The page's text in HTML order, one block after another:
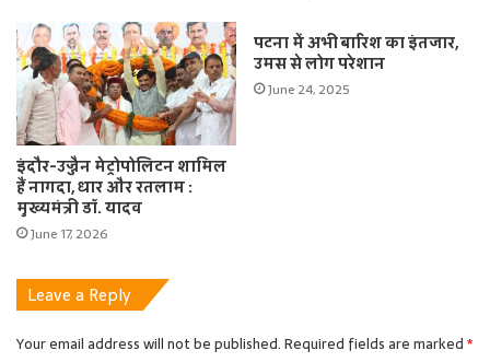
इंदौर-उज्जैन मेट्रोपोलिटन शामिल
हैं नागदा, धार और रतलाम :
मुख्यमंत्री डॉ. यादव
June 17, 2026
पटना में अभी बारिश का इंतजार,
उमस से लोग परेशान
June 24, 2025
Leave a Reply
Your email address will not be published.Required fields are marked*